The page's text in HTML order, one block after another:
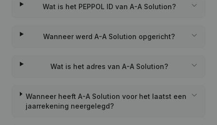
Wat is het PEPPOL ID van A-A Solution?
Wanneer werd A-A Solution opgericht?
Wat is het adres van A-A Solution?
Wanneer heeft A-A Solution voor het laatst een
jaarrekening neergelegd?